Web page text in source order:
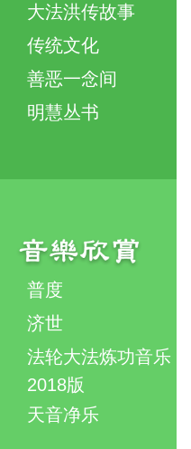
大法洪传故事
传统文化
善恶一念间
明慧丛书
普度
济世
法轮大法炼功音乐
2018版
天音净乐